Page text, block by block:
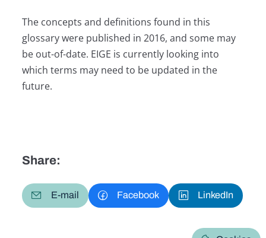
The concepts and definitions found in this
glossary were published in 2016, and some may
be out-of-date. EIGE is currently looking into
which terms may need to be updated in the
future.
Share:
E-mail Facebook LinkedIn